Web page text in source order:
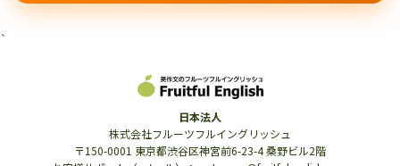
`
日本法人
株式会社フルーツフルイングリッシュ
〒150-0001 東京都渋谷区神宮前6-23-4 桑野ビル2階